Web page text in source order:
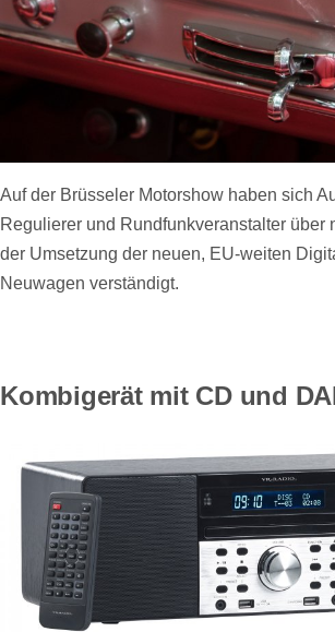
Auf der Brüsseler Motorshow haben sich
Regulierer und Rundfunkveranstalter über
der Umsetzung der neuen, EU-weiten
Neuwagen verständigt.
Kombigerät mit CD und